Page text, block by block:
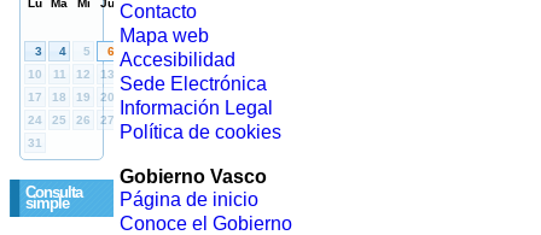
Consulta
simple
Contacto
Mapa web
Accesibilidad
Sede Electrónica
Información Legal
Política de cookies
Gobierno Vasco
Página de inicio
Conoce el Gobierno